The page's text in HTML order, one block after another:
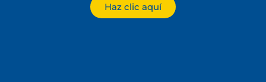
Haz clic aquí